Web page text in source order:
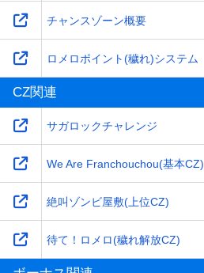
チャンスゾーン概要
ロメロポイント(穢れ)システム
CZ関連
サガロックチャレンジ
We Are Franchouchou(基本CZ)
絶叫ゾンビ屋敷(上位CZ)
待て！ロメロ(穢れ解放CZ)